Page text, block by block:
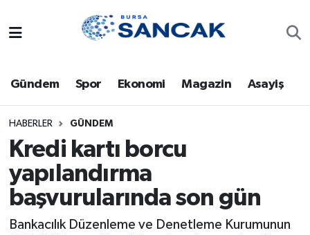
Gündem Spor Ekonomi Magazin Asayiş
HABERLER GÜNDEM
Kredi kartı borcu
yapılandırma
başvurularında son gün
Bankacılık Düzenleme ve Denetleme Kurumunun
Bursa
Dünya
Eğitim
Ekonomi
Genel
Trafik Durumu
Süper Lig Puan Durumu ve Fikstür
Tüm Manşetler
Son Dakika Haberleri
Haber Arşivi